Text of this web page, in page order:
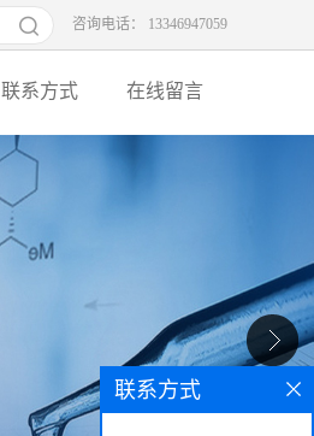
咨询电话： 13346947059
联系方式 在线留言
联系方式